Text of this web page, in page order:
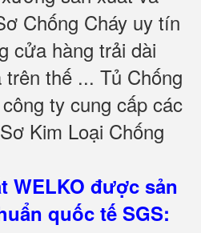
Chống Cháy uy tín
cửa hàng trải dài
thế ... Tủ Chống
ty cung cấp các
Kim Loại Chống
WELKO được sản
quốc tế SGS: